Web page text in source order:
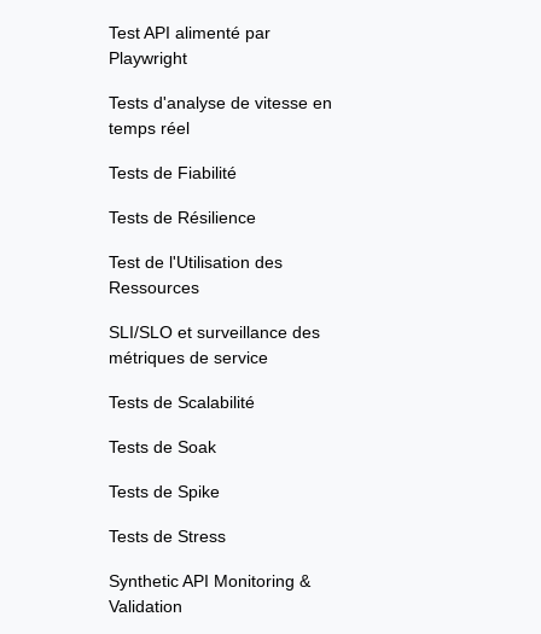
Test API alimenté par
Playwright
Tests d'analyse de vitesse en
temps réel
Tests de Fiabilité
Tests de Résilience
Test de l'Utilisation des
Ressources
SLI/SLO et surveillance des
métriques de service
Tests de Scalabilité
Tests de Soak
Tests de Spike
Tests de Stress
Synthetic API Monitoring &
Validation